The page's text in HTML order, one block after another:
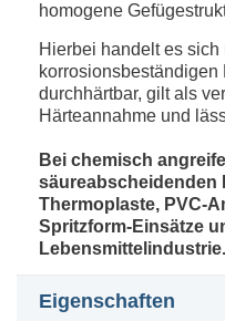
homogene
Hierbei handelt es sich
korrosionsbeständigen
durchhärtbar, gilt als
Härteannahme und
Bei chemisch
säureabscheidenden
Thermoplaste, PVC-
Spritzform-Einsätze
Lebensmittelindustrie.
Eigenschaften